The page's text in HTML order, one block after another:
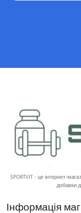
SPORTVIT - це інтернет-
добавки
Інформація